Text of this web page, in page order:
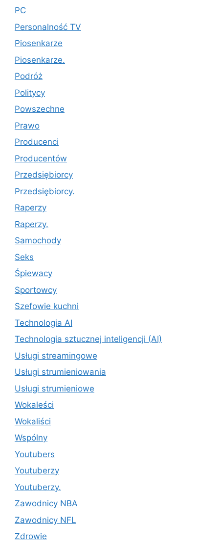
PC
Personalność TV
Piosenkarze
Piosenkarze.
Podróż
Politycy
Powszechne
Prawo
Producenci
Producentów
Przedsiębiorcy
Przedsiębiorcy.
Raperzy
Raperzy.
Samochody
Seks
Śpiewacy
Sportowcy
Szefowie kuchni
Technologia AI
Technologia sztucznej inteligencji (AI)
Usługi streamingowe
Usługi strumieniowania
Usługi strumieniowe
Wokaleści
Wokaliści
Wspólny
Youtubers
Youtuberzy
Youtuberzy.
Zawodnicy NBA
Zawodnicy NFL
Zdrowie